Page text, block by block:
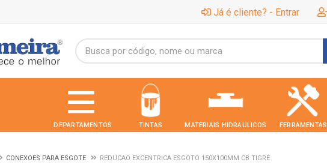
Já é cliente? - Entrar
DEPARTAMENTOS TINTAS MATERIAIS HIDRAULICOS FERRAMENTAS
CONEXOES PARA ESGOTE REDUCAO EXCENTRICA ESGOTO 150X100MM CB TIGRE